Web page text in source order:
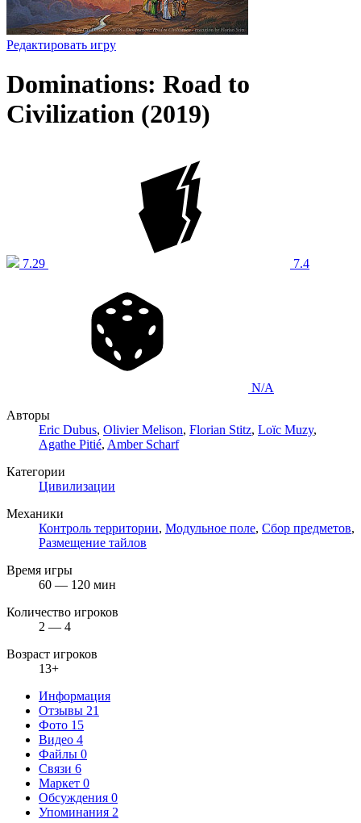
Редактировать игру
Dominations: Road to
Civilization (2019)
7.29 7.4
N/A
Авторы
Eric Dubus, Olivier Melison, Florian Stitz, Loïc Muzy,
Agathe Pitié, Amber Scharf
Категории
Цивилизации
Механики
Контроль территории, Модульное поле, Сбор предметов,
Размещение тайлов
Время игры
60 — 120 мин
Количество игроков
2 — 4
Возраст игроков
13+
Информация
Отзывы 21
Фото 15
Видео 4
Файлы 0
Связи 6
Маркет 0
Обсуждения 0
Упоминания 2